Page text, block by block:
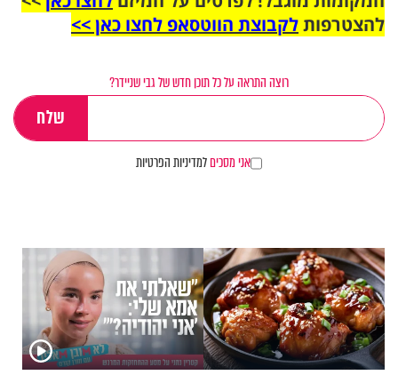
להצטרפותלקבוצת הווטסאפ לחצו כאן >>
רוצה התראה על כל תוכן חדש של גבי שניידר?
אני מסכיםלמדיניות הפרטיות